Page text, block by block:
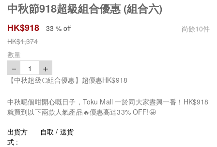
中秋節918超級組合優惠 (組合六)
HK$918 33 % off 尚餘10件
HK$1,374
數量
－ 1 ＋
【中秋超級🌕組合優惠】超優惠HK$918
中秋呢個咁開心嘅日子，Toku Mall 一於同大家盡興一番！HK$918
就買到以下兩款人氣產品🔥優惠高達33% OFF!🤩
出貨方
式 :
自取 / 送貨